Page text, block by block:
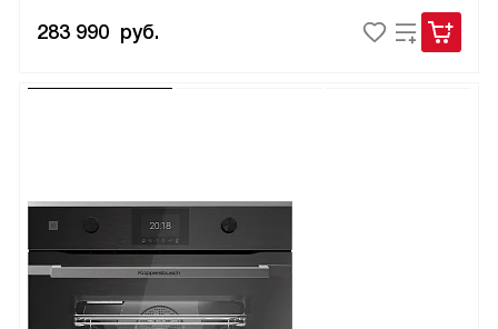
283 990 руб.